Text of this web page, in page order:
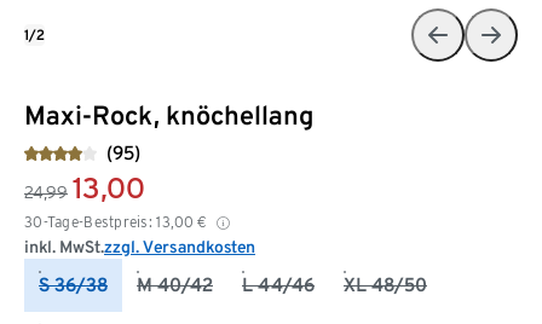
Maxi-Rock, knöchellang
(95)
24,99 13,00
30-Tage-Bestpreis: 13,00 €
inkl. MwSt.zzgl. Versandkosten
S 36/38 M 40/42 L 44/46 XL 48/50
1/2